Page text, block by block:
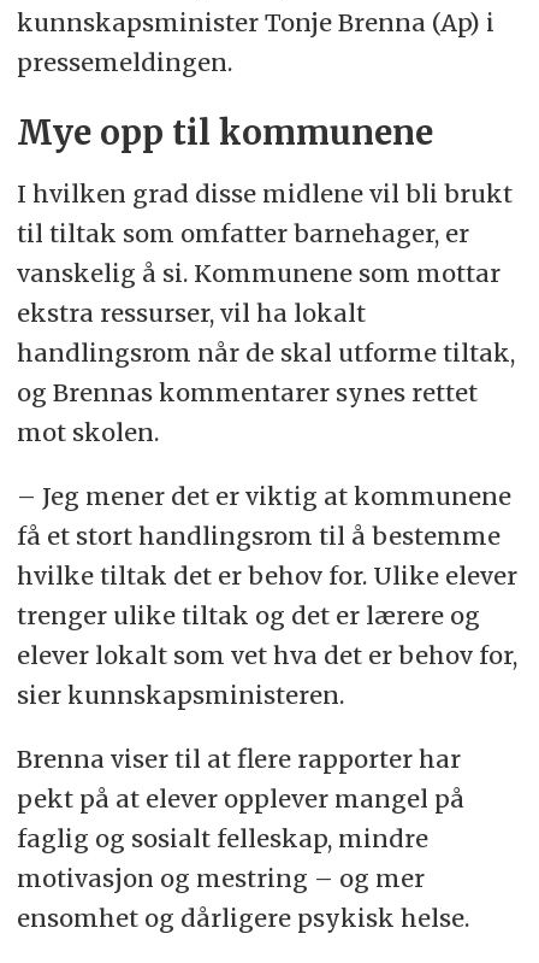
kunnskapsminister Tonje Brenna (Ap) i
pressemeldingen.
Mye opp til kommunene
I hvilken grad disse midlene vil bli brukt
til tiltak som omfatter barnehager, er
vanskelig å si. Kommunene som mottar
ekstra ressurser, vil ha lokalt
handlingsrom når de skal utforme tiltak,
og Brennas kommentarer synes rettet
mot skolen.
– Jeg mener det er viktig at kommunene
få et stort handlingsrom til å bestemme
hvilke tiltak det er behov for. Ulike elever
trenger ulike tiltak og det er lærere og
elever lokalt som vet hva det er behov for,
sier kunnskapsministeren.
Brenna viser til at flere rapporter har
pekt på at elever opplever mangel på
faglig og sosialt felleskap, mindre
motivasjon og mestring – og mer
ensomhet og dårligere psykisk helse.